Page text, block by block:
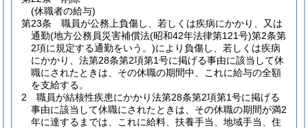
(休職者の給与)
第23条
職員が公務上負傷し、若しくは疾病にかかり、又は
通勤(地方公務員災害補償法(昭和42年法律第121号)第2条第
2項に規定する通勤をいう。)により負傷し、若しくは疾病
にかかり、法第28条第2項第1号に掲げる事由に該当して休
職にされたときは、その休職の期間中、これに給与の全額
を支給する。
2
職員が結核性疾患にかかり法第28条第2項第1号に掲げる
事由に該当して休職にされたときは、その休職の期間が満2
年に達するまでは、これに給料、扶養手当、地域手当、住